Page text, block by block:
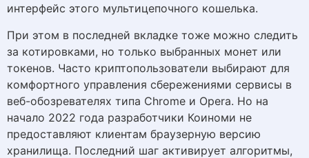
интерфейс этого мультицепочного кошелька.
При этом в последней вкладке тоже можно следить
за котировками, но только выбранных монет или
токенов. Часто криптопользователи выбирают для
комфортного управления сбережениями сервисы в
веб-обозревателях типа Chrome и Opera. Но на
начало 2022 года разработчики Коиноми не
предоставляют клиентам браузерную версию
хранилища. Последний шаг активирует алгоритмы,